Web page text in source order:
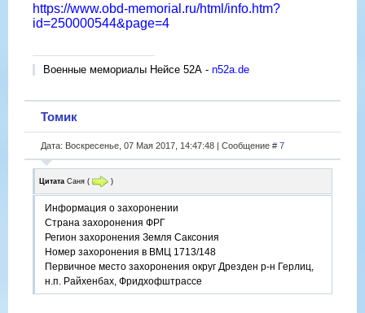
https://www.obd-memorial.ru/html/info.htm?
id=250000544&page=4
Военные мемориалы Нейсе 52А - n52a.de
Томик
Дата: Воскресенье, 07 Мая 2017, 14:47:48 | Сообщение # 7
Цитата Саня ( )
Информация о захоронении
Страна захоронения ФРГ
Регион захоронения Земля Саксония
Номер захоронения в ВМЦ 1713/148
Первичное место захоронения округ Дрезден р-н Герлиц,
н.п. Райхенбах, Фридхофштрассе